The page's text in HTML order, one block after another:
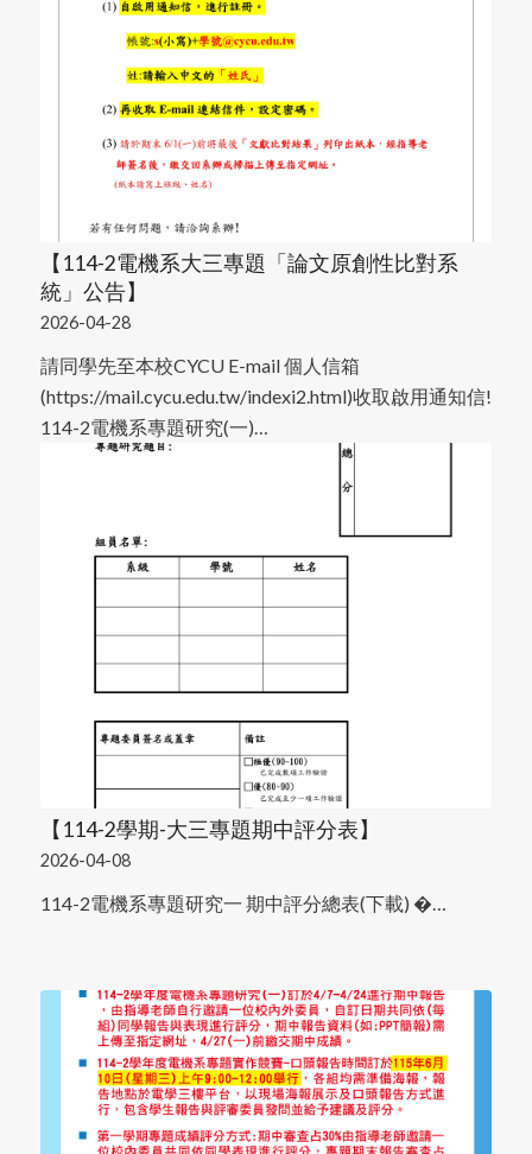
【114-2電機系大三專題「論文原創性比對系
統」公告】
2026-04-28
請同學先至本校CYCU E-mail 個人信箱
(https://mail.cycu.edu.tw/indexi2.html)收取啟用通知信!
114-2電機系專題研究(一)…
【114-2學期-大三專題期中評分表】
2026-04-08
114-2電機系專題研究一 期中評分總表(下載) �…